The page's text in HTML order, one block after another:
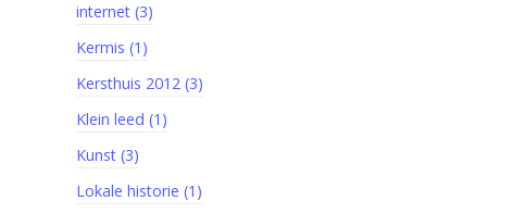
internet (3)
Kermis (1)
Kersthuis 2012 (3)
Klein leed (1)
Kunst (3)
Lokale historie (1)